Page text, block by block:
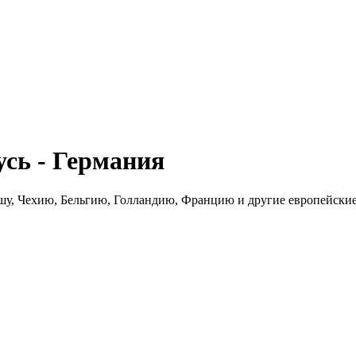
- Германия
Чехию, Бельгию, Голландию, Францию и другие